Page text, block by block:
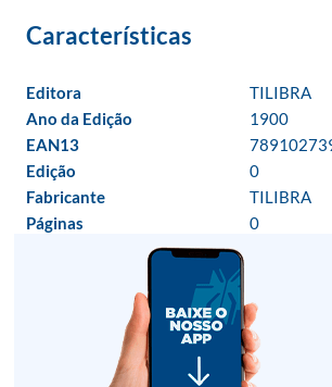
Editora
TILIBRA
Ano da Edição
1900
EAN13
Edição
0
Fabricante
TILIBRA
Páginas
0